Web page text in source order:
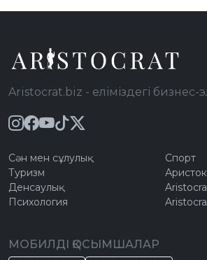
Aristocrat.biz - еліміздегі бизнес-
Сән мен сұлулық
Туризм
Денсаулық
Психология
Спорт
МОБИЛДІ ҚОСЫМШАЛАР